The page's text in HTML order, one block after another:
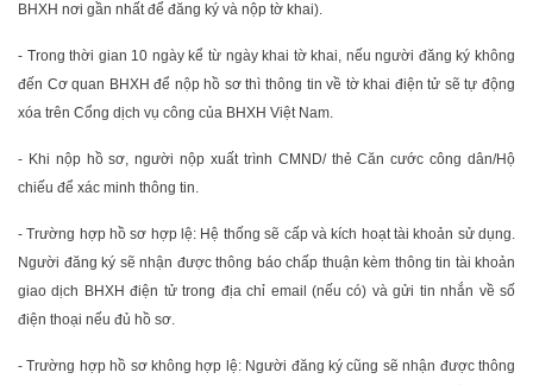
BHXH nơi gần nhất để đăng ký và nộp tờ khai).
- Trong thời gian 10 ngày kể từ ngày khai tờ khai, nếu người đăng ký không
đến Cơ quan BHXH để nộp hồ sơ thì thông tin về tờ khai điện tử sẽ tự động
xóa trên Cổng dịch vụ công của BHXH Việt Nam.
- Khi nộp hồ sơ, người nộp xuất trình CMND/ thẻ Căn cước công dân/Hộ
chiếu để xác minh thông tin.
- Trường hợp hồ sơ hợp lệ: Hệ thống sẽ cấp và kích hoạt tài khoản sử dụng.
Người đăng ký sẽ nhận được thông báo chấp thuận kèm thông tin tài khoản
giao dịch BHXH điện tử trong địa chỉ email (nếu có) và gửi tin nhắn về số
điện thoại nếu đủ hồ sơ.
- Trường hợp hồ sơ không hợp lệ: Người đăng ký cũng sẽ nhận được thông